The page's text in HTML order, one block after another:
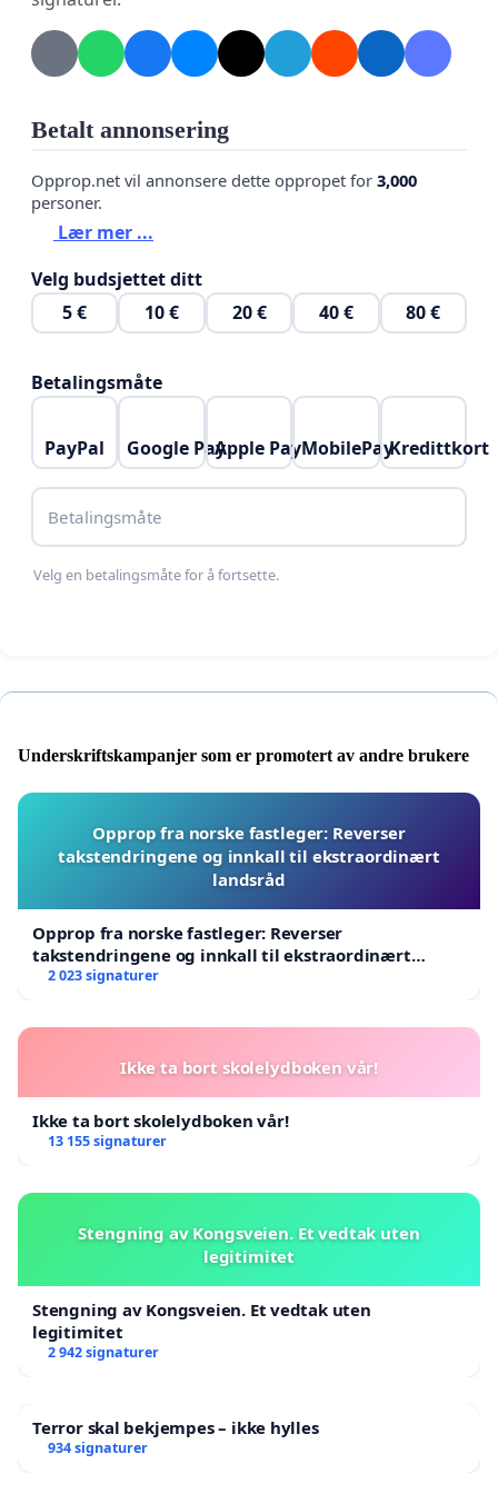
Betalt annonsering
Opprop.net vil annonsere dette oppropet for 3,000
personer.
Lær mer ...
Velg budsjettet ditt
5 €
10 € 20 € 40 € 80 €
Betalingsmåte
PayPal Google PayApple PayMobilePayKredittkort
Betalingsmåte
Velg en betalingsmåte for å fortsette.
Underskriftskampanjer som er promotert av andre brukere
Opprop fra norske fastleger: Reverser
takstendringene og innkall til ekstraordinært
landsråd
Opprop fra norske fastleger: Reverser
takstendringene og innkall til ekstraordinært
landsråd
2 023 signaturer
Ikke ta bort skolelydboken vår!
Ikke ta bort skolelydboken vår!
13 155 signaturer
Stengning av Kongsveien. Et vedtak uten
legitimitet
Stengning av Kongsveien. Et vedtak uten
legitimitet
2 942 signaturer
Terror skal bekjempes – ikke hylles
934 signaturer